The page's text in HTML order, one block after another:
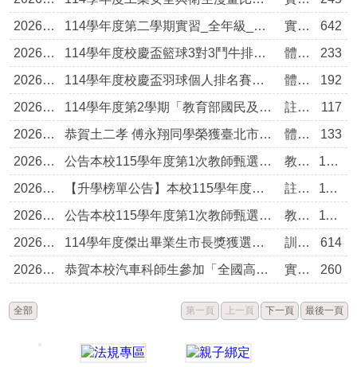
2026/05/25
114學年度第二學期實習_全年級_工場幹部證書 實習組
642
2026/05/21
114學年度校慶盃籃球3對3鬥牛排名賽成績 體育組
233
2026/05/21
114學年度校慶盃羽球個人排名賽成績 體育組
192
2026/05/12
114學年度第2學期「教育部國民及學前教育署均衡教育發展獎勵國民中學畢業生升學當地高級中等學校獎學金獲獎名單」 註冊組
117
2026/05/11
恭賀土二孝 傅永翔同學榮獲臺北市114學年度教育盃中小學滑輪溜冰錦標賽 花式類高中男生組規定圖型 第1名 體育組
133
2026/05/06
公告本校115學年度第1次教師甄選【體育科】「初試-術科能力測驗」相關訊息，請考生詳閱。 教學組
1207
2026/05/05
【升學榜單公告】本校115學年度『科技校院繁星計畫』推薦學生分發結果，請參閱。 註冊組
1128
2026/05/05
公告本校115學年度第1次教師甄選初試相關訊息，請考生詳閱。 教學組
1198
2026/05/04
114學年度傑出畢業生市長獎獲選名單 訓育組
614
2026/05/02
恭賀本校汽車科師生參加「全國高級中等學校專業群科115年專題實作及創意競賽」決賽，榮獲動力機械群【專題組】第一名 實習處 260
全部 第一頁 上一頁 下一頁 最後一頁